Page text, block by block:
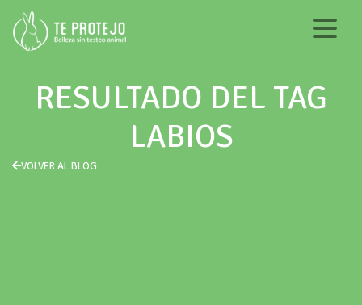
RESULTADO DEL TAG
LABIOS
VOLVER AL BLOG